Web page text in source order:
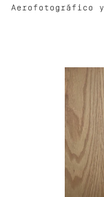
Aerofotográfico